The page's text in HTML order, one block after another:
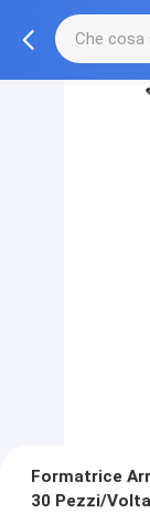
Formatrice
30 Pezzi/Volta